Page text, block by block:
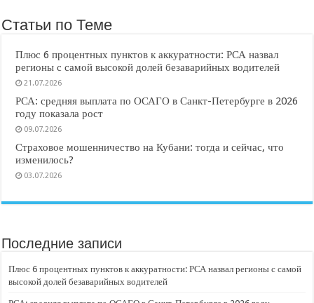
Статьи по Теме
Плюс 6 процентных пунктов к аккуратности: РСА назвал
регионы с самой высокой долей безаварийных водителей
21.07.2026
РСА: средняя выплата по ОСАГО в Санкт-Петербурге в 2026
году показала рост
09.07.2026
Страховое мошенничество на Кубани: тогда и сейчас, что
изменилось?
03.07.2026
Последние записи
Плюс 6 процентных пунктов к аккуратности: РСА назвал регионы с самой
высокой долей безаварийных водителей